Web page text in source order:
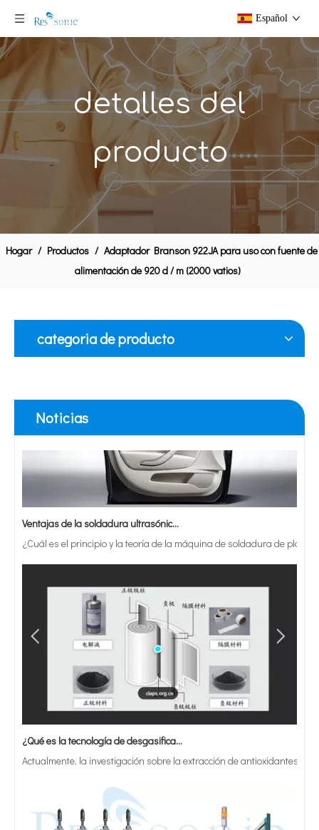
Español
detalles del
producto
Hogar / Productos / Adaptador Branson 922JA para uso con fuente de
alimentación de 920 d / m (2000 vatios)
categoria de producto
Noticias
Actualmente, la investigación sobre la extracción de antioxidantes
Ventajas de la soldadura ultrasónica de paneles de puertas de automóviles
¿Cuál es el principio y la teoría de la máquina de soldadura de
¿Qué es la tecnología de desgasificación de lodos de baterías ultrasónicas?
Actualmente, la investigación sobre la extracción de antioxidantes y